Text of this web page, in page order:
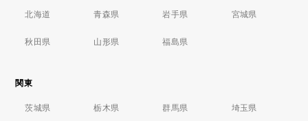
北海道 青森県 岩手県 宮城県
秋田県 山形県 福島県
関東
茨城県 栃木県 群馬県 埼玉県